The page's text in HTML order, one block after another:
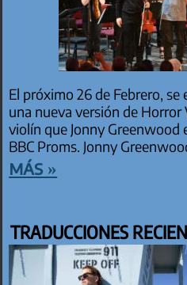
El próximo 26 de Febrero,
una nueva versión de Horror
violín que Jonny Greenwood
BBC Proms. Jonny
más »
TRADUCCIONES